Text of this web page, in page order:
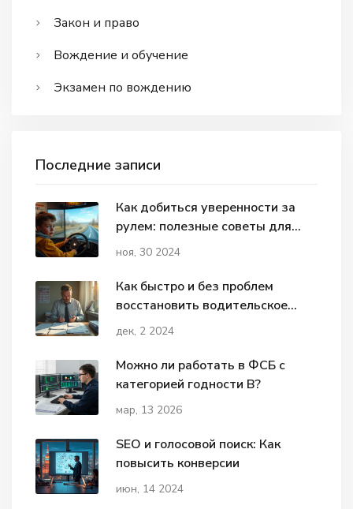
Закон и право
Вождение и обучение
Экзамен по вождению
Последние записи
Как добиться уверенности за
рулем: полезные советы для
начинающих
ноя, 30 2024
Как быстро и без проблем
восстановить водительское
удостоверение в России
дек, 2 2024
Можно ли работать в ФСБ с
категорией годности В?
мар, 13 2026
SEO и голосовой поиск: Как
повысить конверсии
июн, 14 2024